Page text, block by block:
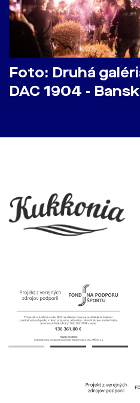
Foto: Druhá
DAC 1904 -